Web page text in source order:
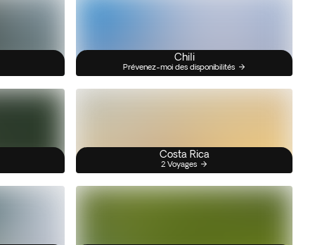
Chili
Prévenez-moi des disponibilités
Costa Rica
2 Voyages